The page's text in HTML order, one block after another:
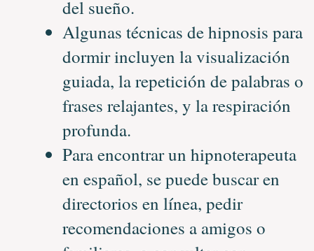
del sueño.
Algunas técnicas de hipnosis para
dormir incluyen la visualización
guiada, la repetición de palabras o
frases relajantes, y la respiración
profunda.
Para encontrar un hipnoterapeuta
en español, se puede buscar en
directorios en línea, pedir
recomendaciones a amigos o